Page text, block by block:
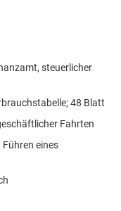
steuerlicher
48 Blatt
Fahrten
eines